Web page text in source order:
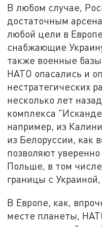
В любом случае,
достаточным
любой цели в
снабжающие
также военные
НАТО опасались и
нестратегических
несколько лет
комплекса
например, из
из Белоруссии, как
позволяют
Польше, в том
границы с
В Европе, как,
месте планеты,